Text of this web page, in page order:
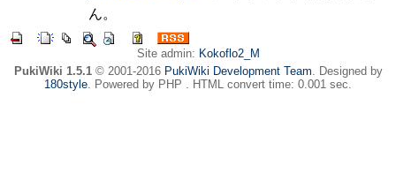
ん。
Site admin: Kokoflo2_M
PukiWiki 1.5.1© 2001-2016 PukiWiki Development Team. Designed by
180style. Powered by PHP . HTML convert time: 0.001 sec.